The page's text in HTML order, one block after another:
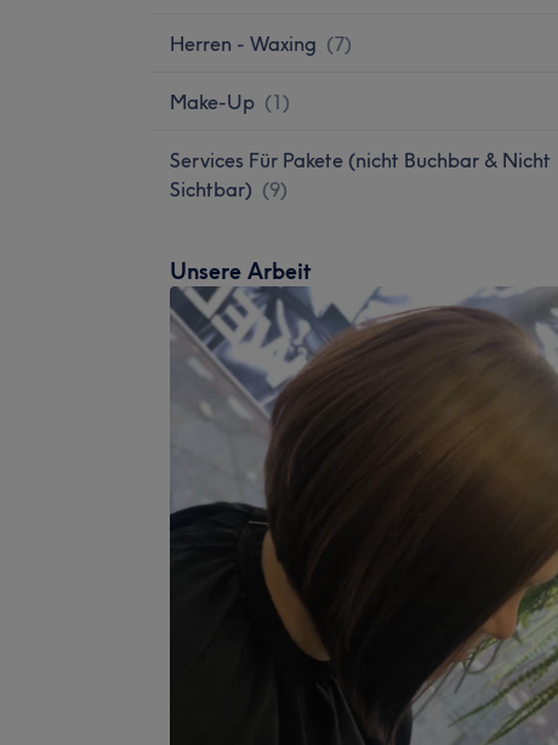
Herren - Waxing (7)
Make-Up (1)
Services Für Pakete (nicht Buchbar & Nicht
Sichtbar) (9)
Unsere Arbeit